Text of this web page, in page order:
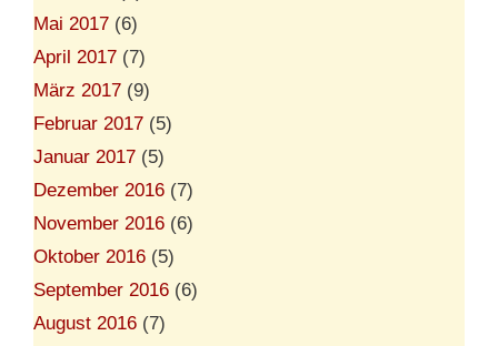
Mai 2017 (6)
April 2017 (7)
März 2017 (9)
Februar 2017 (5)
Januar 2017 (5)
Dezember 2016 (7)
November 2016 (6)
Oktober 2016 (5)
September 2016 (6)
August 2016 (7)